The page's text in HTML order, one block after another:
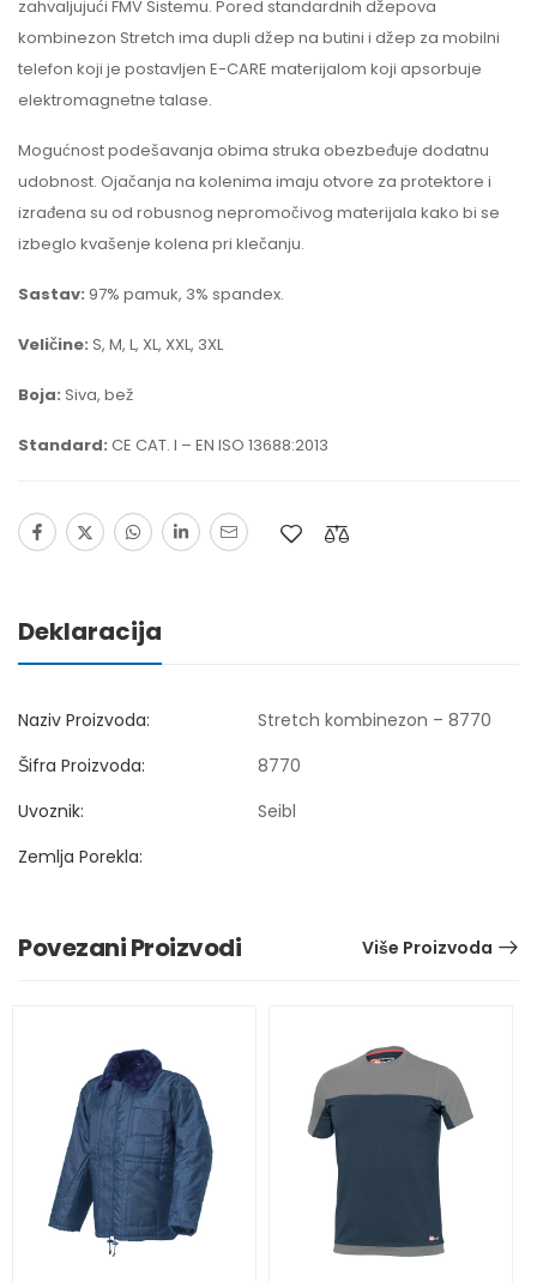
zahvaljujući FMV Sistemu. Pored standardnih džepova
kombinezon Stretch ima dupli džep na butini i džep za mobilni
telefon koji je postavljen E-CARE materijalom koji apsorbuje
elektromagnetne talase.
Mogućnost podešavanja obima struka obezbeđuje dodatnu
udobnost. Ojačanja na kolenima imaju otvore za protektore i
izrađena su od robusnog nepromočivog materijala kako bi se
izbeglo kvašenje kolena pri klečanju.
Sastav: 97% pamuk, 3% spandex.
Veličine: S, M, L, XL, XXL, 3XL
Boja: Siva, bež
Standard: CE CAT. I – EN ISO 13688:2013
Deklaracija
Naziv Proizvoda:
Stretch kombinezon – 8770
Šifra Proizvoda:
8770
Uvoznik:
Seibl
Zemlja Porekla:
Povezani Proizvodi Više Proizvoda